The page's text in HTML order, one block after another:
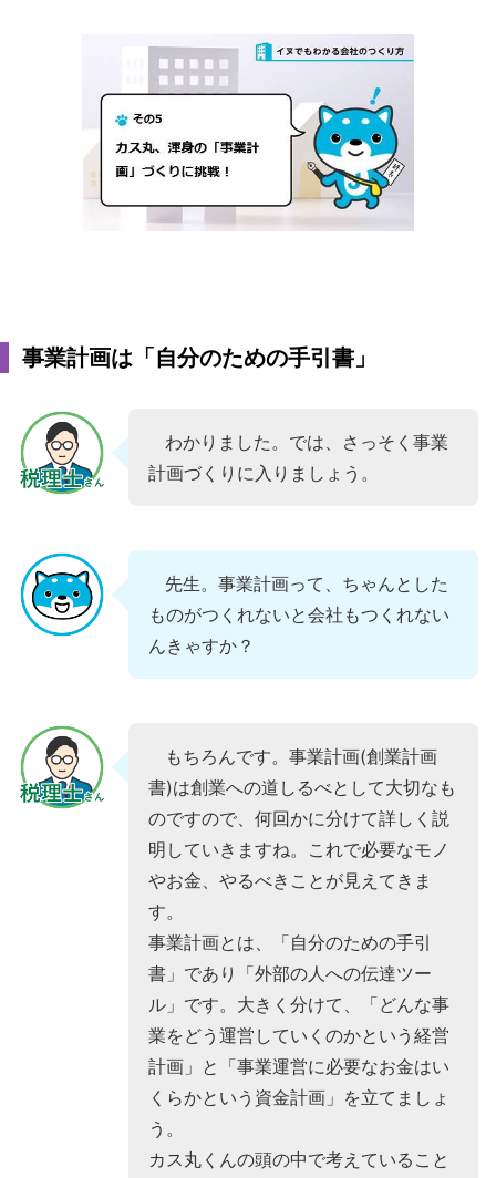
事業計画は「自分のための手引書」
わかりました。では、さっそく事業
計画づくりに入りましょう。
先生。事業計画って、ちゃんとした
ものがつくれないと会社もつくれない
んきゃすか？
もちろんです。事業計画(創業計画
書)は創業への道しるべとして大切なも
のですので、何回かに分けて詳しく説
明していきますね。これで必要なモノ
やお金、やるべきことが見えてきま
す。
事業計画とは、「自分のための手引
書」であり「外部の人への伝達ツー
ル」です。大きく分けて、「どんな事
業をどう運営していくのかという経営
計画」と「事業運営に必要なお金はい
くらかという資金計画」を立てましょ
う。
カス丸くんの頭の中で考えていること